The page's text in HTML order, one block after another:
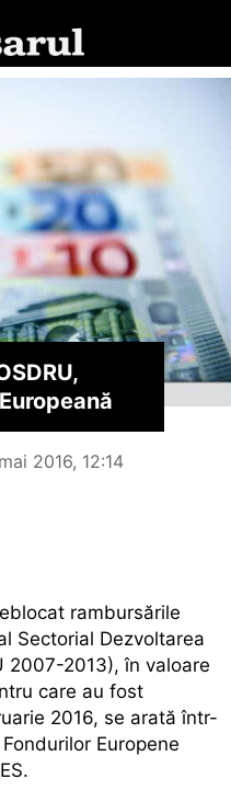
2016, 12:14
rambursările
Sectorial Dezvoltarea
2007-2013), în valoare
care au fost
2016, se arată într-
Europene